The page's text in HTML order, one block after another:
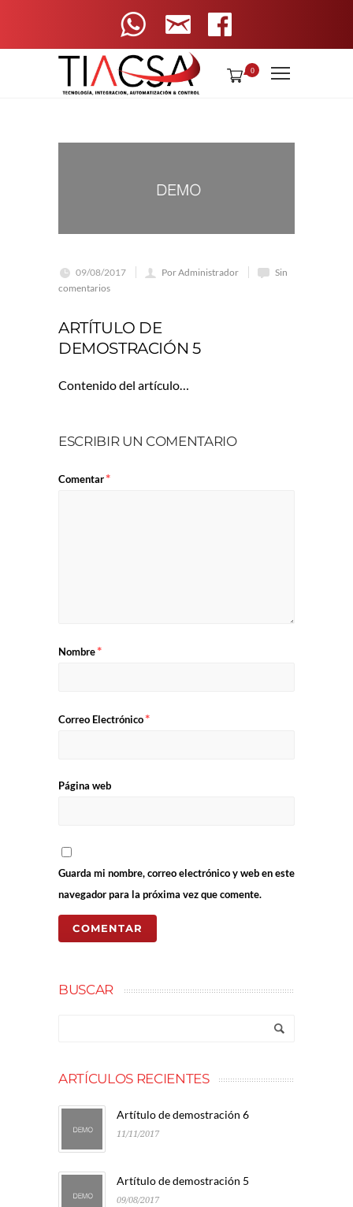
0
09/08/2017 Por Administrador
Sin
comentarios
ARTÍTULO DE
DEMOSTRACIÓN 5
Contenido del artículo…
ESCRIBIR UN COMENTARIO
Comentar*
Nombre*
Correo Electrónico*
Página web
Guarda mi nombre, correo electrónico y web en este
navegador para la próxima vez que comente.
BUSCAR
ARTÍCULOS RECIENTES
Artítulo de demostración 6
11/11/2017
Artítulo de demostración 5
09/08/2017